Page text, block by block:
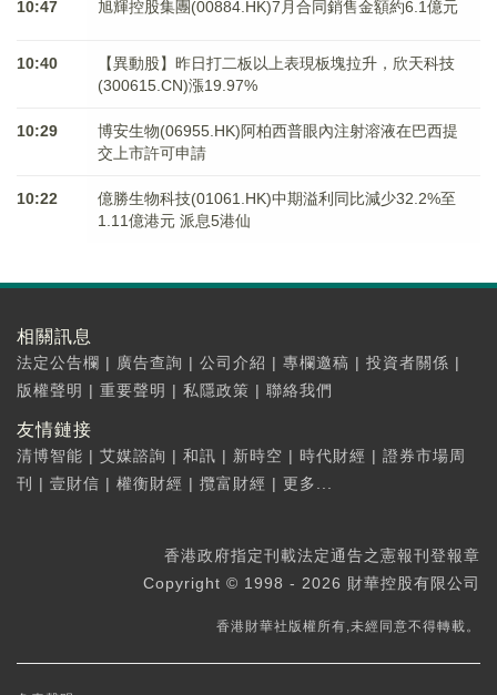
10:47 旭輝控股集團(00884.HK)7月合同銷售金額約6.1億元
10:40
【異動股】昨日打二板以上表現板塊拉升，欣天科技
(300615.CN)漲19.97%
10:29
博安生物(06955.HK)阿柏西普眼內注射溶液在巴西提
交上市許可申請
10:22
億勝生物科技(01061.HK)中期溢利同比減少32.2%至
1.11億港元 派息5港仙
相關訊息
法定公告欄 | 廣告查詢 | 公司介紹 | 專欄邀稿 | 投資者關係 |
版權聲明 | 重要聲明 | 私隱政策 | 聯絡我們
友情鏈接
清博智能 | 艾媒諮詢 | 和訊 | 新時空 | 時代財經 | 證券市場周
刊
| 壹財信 | 權衡財經 | 攬富財經 | 更多...
香港政府指定刊載法定通告之憲報刊登報章
Copyright © 1998 - 2026 財華控股有限公司
香港財華社版權所有,未經同意不得轉載。